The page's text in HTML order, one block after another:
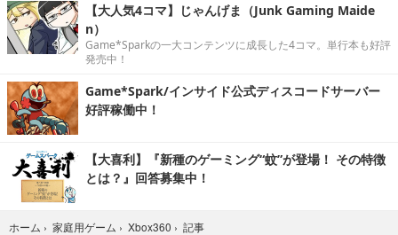
【大人気4コマ】じゃんげま（Junk Gaming Maide
n）
Game*Sparkの一大コンテンツに成長した4コマ。単行本も好評
発売中！
Game*Spark/インサイド公式ディスコードサーバー
好評稼働中！
【大喜利】『新種のゲーミング“蚊”が登場！ その特徴
とは？』回答募集中！
ホーム › 家庭用ゲーム › Xbox360 › 記事